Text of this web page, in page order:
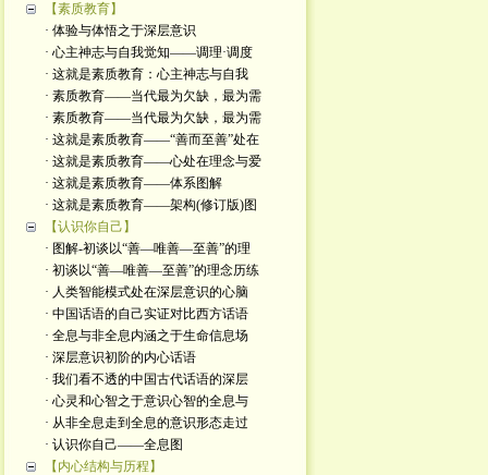
【素质教育】
· 体验与体悟之于深层意识
· 心主神志与自我觉知——调理·调度
· 这就是素质教育：心主神志与自我
· 素质教育——当代最为欠缺，最为需
· 素质教育——当代最为欠缺，最为需
· 这就是素质教育——“善而至善”处在
· 这就是素质教育——心处在理念与爱
· 这就是素质教育——体系图解
· 这就是素质教育——架构(修订版)图
【认识你自己】
· 图解-初谈以“善—唯善—至善”的理
· 初谈以“善—唯善—至善”的理念历练
· 人类智能模式处在深层意识的心脑
· 中国话语的自己实证对比西方话语
· 全息与非全息内涵之于生命信息场
· 深层意识初阶的内心话语
· 我们看不透的中国古代话语的深层
· 心灵和心智之于意识心智的全息与
· 从非全息走到全息的意识形态走过
· 认识你自己——全息图
【内心结构与历程】